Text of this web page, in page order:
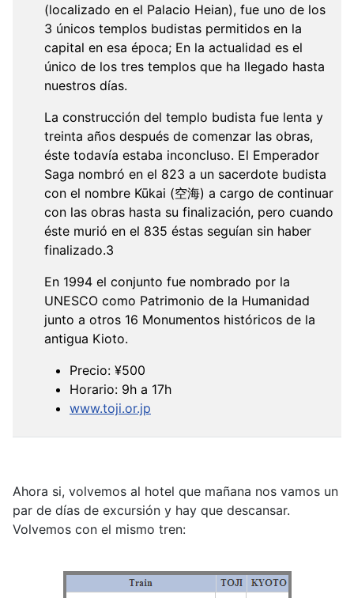
(localizado en el Palacio Heian), fue uno de los
3 únicos templos budistas permitidos en la
capital en esa época; En la actualidad es el
único de los tres templos que ha llegado hasta
nuestros días.
La construcción del templo budista fue lenta y
treinta años después de comenzar las obras,
éste todavía estaba inconcluso. El Emperador
Saga nombró en el 823 a un sacerdote budista
con el nombre Kūkai (空海) a cargo de continuar
con las obras hasta su finalización, pero cuando
éste murió en el 835 éstas seguían sin haber
finalizado.3
En 1994 el conjunto fue nombrado por la
UNESCO como Patrimonio de la Humanidad
junto a otros 16 Monumentos históricos de la
antigua Kioto.
Precio: ¥500
Horario: 9h a 17h
www.toji.or.jp
Ahora si, volvemos al hotel que mañana nos vamos un
par de días de excursión y hay que descansar.
Volvemos con el mismo tren: